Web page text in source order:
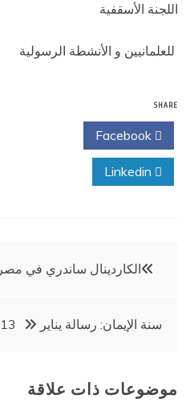
اللجنة الأسقفية
للعلمانيين و الأنشطة الرسولية
SHARE
تصفّح
الكاردينال ساندري في مصر
سنة الإيمان: رسالة يناير 2013
موضوعات ذات علاقة